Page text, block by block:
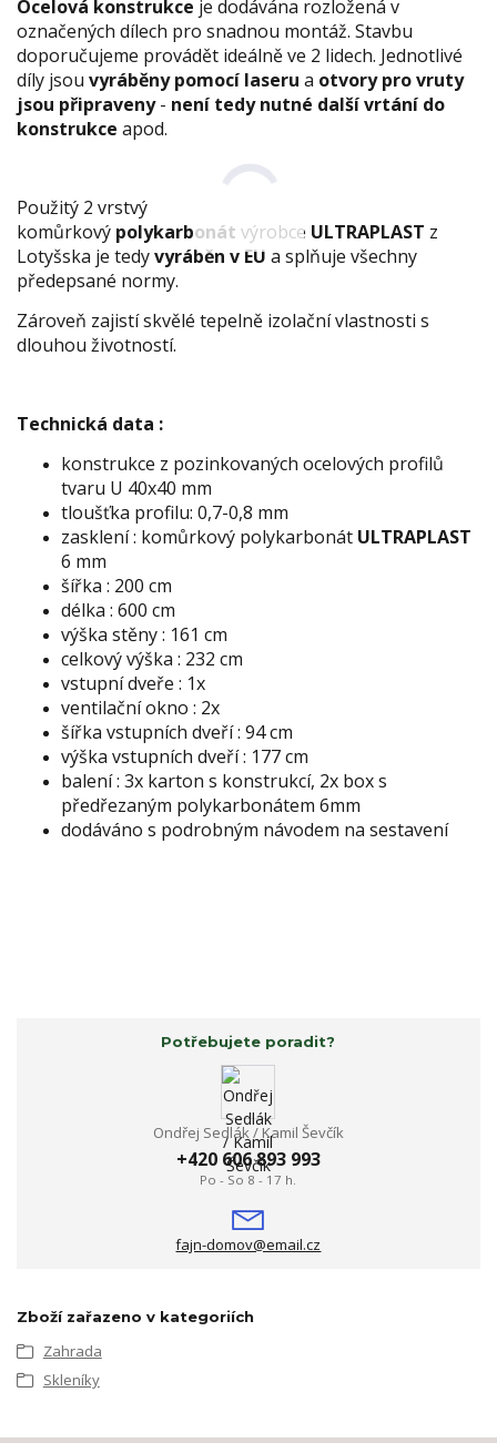
Ocelová konstrukce je dodávána rozložená v
označených dílech pro snadnou montáž. Stavbu
doporučujeme provádět ideálně ve 2 lidech. Jednotlivé
díly jsou vyráběny pomocí laseru a otvory pro vruty
jsou připraveny- není tedy nutné další vrtání do
konstrukce apod.
Použitý 2 vrstvý
komůrkový polykarbonát výrobce ULTRAPLAST z
Lotyšska je tedyvyráběn v EU a splňuje všechny
předepsané normy.
Zároveň zajistí skvělé tepelně izolační vlastnosti s
dlouhou životností.
Technická data :
konstrukce z pozinkovaných ocelových profilů
tvaru U 40x40 mm
tloušťka profilu: 0,7-0,8 mm
zasklení : komůrkový polykarbonát ULTRAPLAST
6 mm
šířka : 200 cm
délka : 600 cm
výška stěny : 161 cm
celkový výška : 232 cm
vstupní dveře : 1x
ventilační okno : 2x
šířka vstupních dveří : 94 cm
výška vstupních dveří : 177 cm
balení : 3x karton s konstrukcí, 2x box s
předřezaným polykarbonátem 6mm
dodáváno s podrobným návodem na sestavení
Potřebujete poradit?
Ondřej Sedlák / Kamil Ševčík
+420 606 893 993
Po - So 8 - 17 h.
fajn-domov@email.cz
Zboží zařazeno v kategoriích
Zahrada
Skleníky